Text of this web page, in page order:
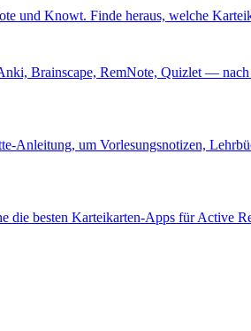
und Knowt. Finde heraus, welche
Brainscape, RemNote, Quizlet —
Anleitung, um Vorlesungsnotizen,
die besten Karteikarten-Apps für Active